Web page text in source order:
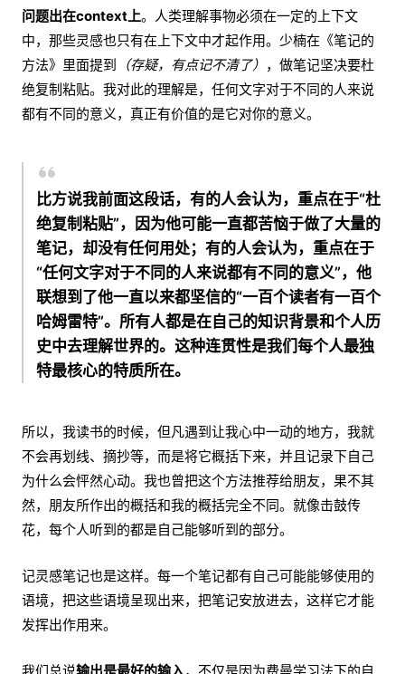
问题出在context上。人类理解事物必须在一定的上下文
中，那些灵感也只有在上下文中才起作用。少楠在《笔记的
方法》里面提到
（存疑，有点记不清了） ，做笔记坚决要杜
绝复制粘贴。我对此的理解是，任何文字对于不同的人来说
都有不同的意义，真正有价值的是它对你的意义。
比方说我前面这段话，有的人会认为，重点在于“杜
绝复制粘贴”，因为他可能一直都苦恼于做了大量的
笔记，却没有任何用处；有的人会认为，重点在于
“任何文字对于不同的人来说都有不同的意义”，他
联想到了他一直以来都坚信的“一百个读者有一百个
哈姆雷特”。所有人都是在自己的知识背景和个人历
史中去理解世界的。这种连贯性是我们每个人最独
特最核心的特质所在。
所以，我读书的时候，但凡遇到让我心中一动的地方，我就
不会再划线、摘抄等，而是将它概括下来，并且记录下自己
为什么会怦然心动。我也曾把这个方法推荐给朋友，果不其
然，朋友所作出的概括和我的概括完全不同。就像击鼓传
花，每个人听到的都是自己能够听到的部分。
记灵感笔记也是这样。每一个笔记都有自己可能能够使用的
语境，把这些语境呈现出来，把笔记安放进去，这样它才能
发挥出作用来。